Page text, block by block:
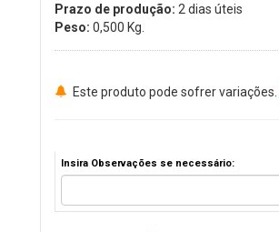
Prazo de produção: 2 dias úteis
Peso: 0,500 Kg.
Este produto pode sofrer variações.
Insira Observações se necessário: